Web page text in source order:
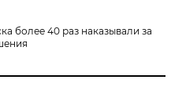
более 40 раз наказывали за